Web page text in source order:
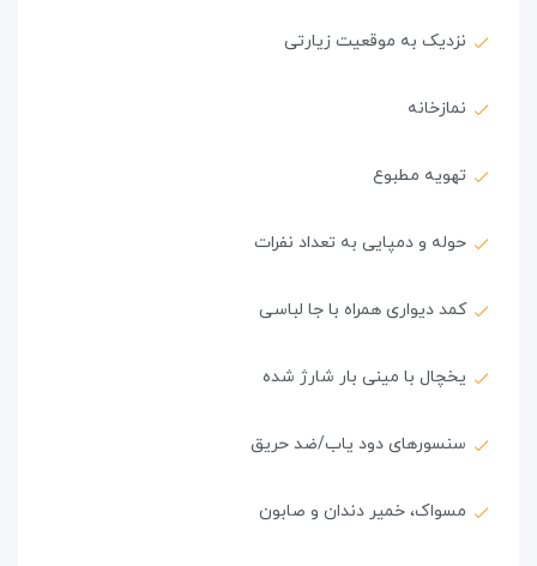
نزدیک به موقعیت زیارتی
نمازخانه
تهویه مطبوع
حوله و دمپایی به تعداد نفرات
کمد دیواری همراه با جا لباسی
یخچال با مینی بار شارژ شده
سنسورهای دود یاب/ضد حریق
مسواک، خمیر دندان و صابون